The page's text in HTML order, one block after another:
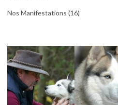
Nos Manifestations (16)